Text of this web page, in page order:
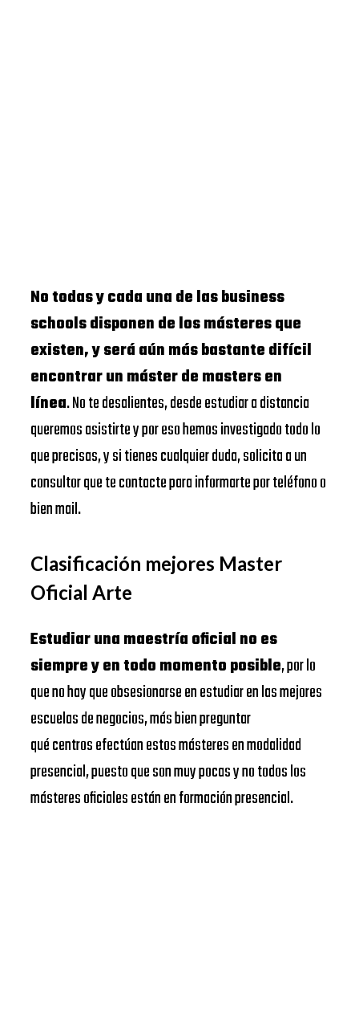
No todas y cada una de las business
schools disponen de los másteres que
existen, y será aún más bastante difícil
encontrar un máster de masters en
línea. No te desalientes, desde estudiar a distancia
queremos asistirte y por eso hemos investigado todo lo
que precisas, y si tienes cualquier duda, solicita a un
consultor que te contacte para informarte por teléfono o
bien mail.
Clasificación mejores Master
Oficial Arte
Estudiar una maestría oficial no es
siempre y en todo momento posible, por lo
que no hay que obsesionarse en estudiar en las mejores
escuelas de negocios, más bien preguntar
qué centros efectúan estos másteres en modalidad
presencial, puesto que son muy pocas y no todos los
másteres oficiales están en formación presencial.